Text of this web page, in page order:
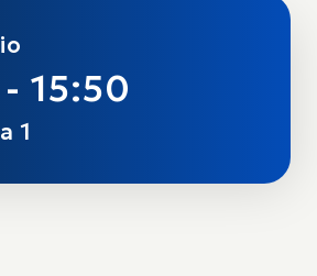
15:50
1